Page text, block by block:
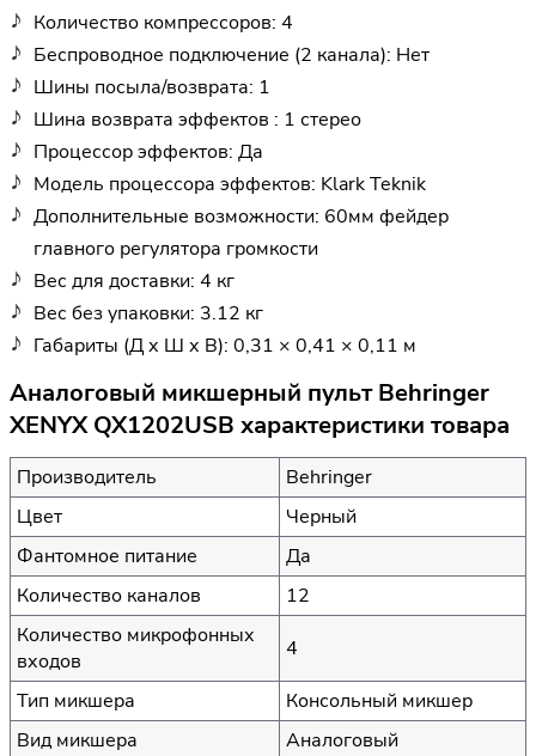
Количество компрессоров: 4
Беспроводное подключение (2 канала): Нет
Шины посыла/возврата: 1
Шина возврата эффектов : 1 стерео
Процессор эффектов: Да
Модель процессора эффектов: Klark Teknik
Дополнительные возможности: 60мм фейдер
главного регулятора громкости
Вес для доставки: 4 кг
Вес без упаковки: 3.12 кг
Габариты (Д х Ш х В): 0,31 × 0,41 × 0,11 м
Аналоговый микшерный пульт Behringer
XENYX QX1202USB характеристики товара
Производитель
Behringer
Цвет
Черный
Фантомное питание
Да
Количество каналов
12
Количество микрофонных
входов
4
Тип микшера
Консольный микшер
Вид микшера
Аналоговый